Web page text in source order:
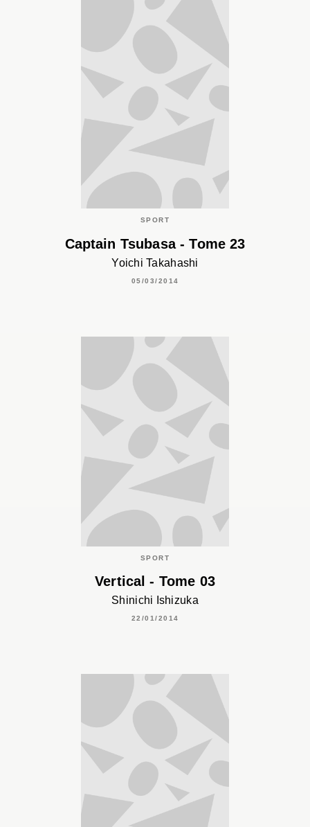
SPORT
Captain Tsubasa - Tome 23
Yoichi Takahashi
05/03/2014
SPORT
Vertical - Tome 03
Shinichi Ishizuka
22/01/2014